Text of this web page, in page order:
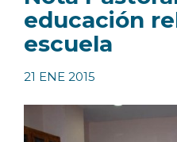
educación
escuela
21 ENE 2015